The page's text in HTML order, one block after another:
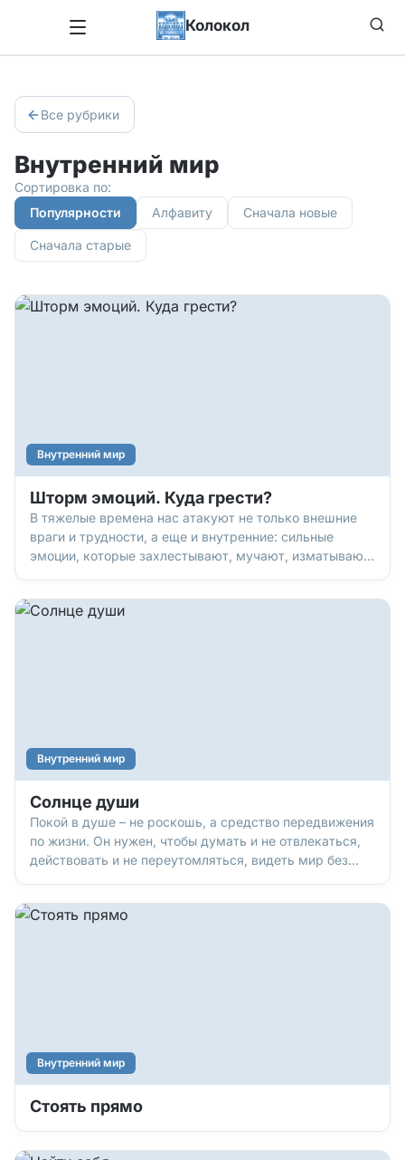
Колокол
Все рубрики
Внутренний мир
Сортировка по:
Популярности
Алфавиту Сначала новые
Сначала старые
Внутренний мир
Шторм эмоций. Куда грести?
В тяжелые времена нас атакуют не только внешние
враги и трудности, а еще и внутренние: сильные
эмоции, которые захлестывают, мучают, изматывают.
почувствовать, что происходит. Но не указывают нам,
Внутренний мир
Солнце души
Покой в душе – не роскошь, а средство передвижения
по жизни. Он нужен, чтобы думать и не отвлекаться,
действовать и не переутомляться, видеть мир без
события только и делают, что выбивают нас из колеи.
Внутренний мир
Стоять прямо